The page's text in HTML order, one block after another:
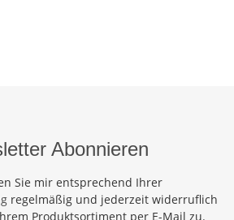
Abonnieren
Sie mir entsprechend Ihrer
regelmäßig und jederzeit widerruflich
Produktsortiment per E-Mail zu.